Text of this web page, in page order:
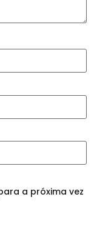
a próxima vez